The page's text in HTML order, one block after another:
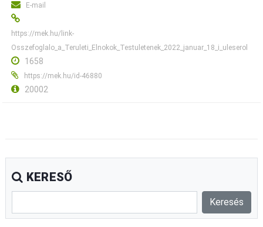
E-mail
https://mek.hu/link-
Osszefoglalo_a_Teruleti_Elnokok_Testuletenek_2022_januar_18_i_uleserol
1658
https://mek.hu/id-46880
20002
KERESŐ